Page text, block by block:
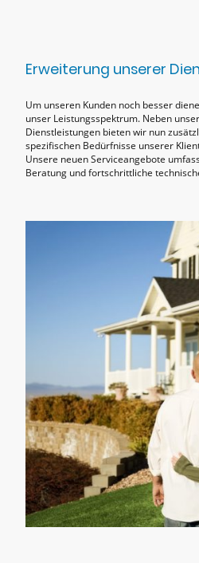
Erweiterung unserer
Um unseren Kunden noch besser
unser Leistungsspektrum. Neben
Dienstleistungen bieten wir nun
spezifischen Bedürfnisse unserer
Unsere neuen Serviceangebote
Beratung und fortschrittliche